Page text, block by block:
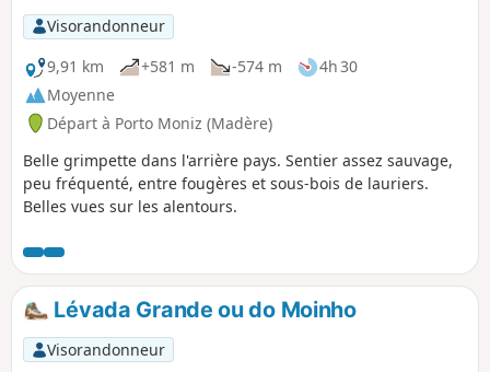
parcours. Attention, ne pas tenir compte du
dénivelé indiqué dans la fiche technique.
Celui-ci est quasiment nul.
Visorandonneur
9,91 km
+581 m -574 m
4h 30
Moyenne
Départ à Porto Moniz (Madère)
Belle grimpette dans l'arrière pays. Sentier assez sauvage,
peu fréquenté, entre fougères et sous-bois de lauriers.
Belles vues sur les alentours.
Lévada Grande ou do Moinho
Visorandonneur